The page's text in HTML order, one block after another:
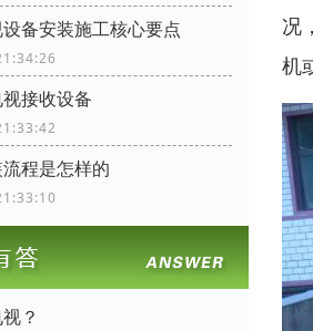
备安装施工核心要点
接收设备
程是怎样的
？
况
机